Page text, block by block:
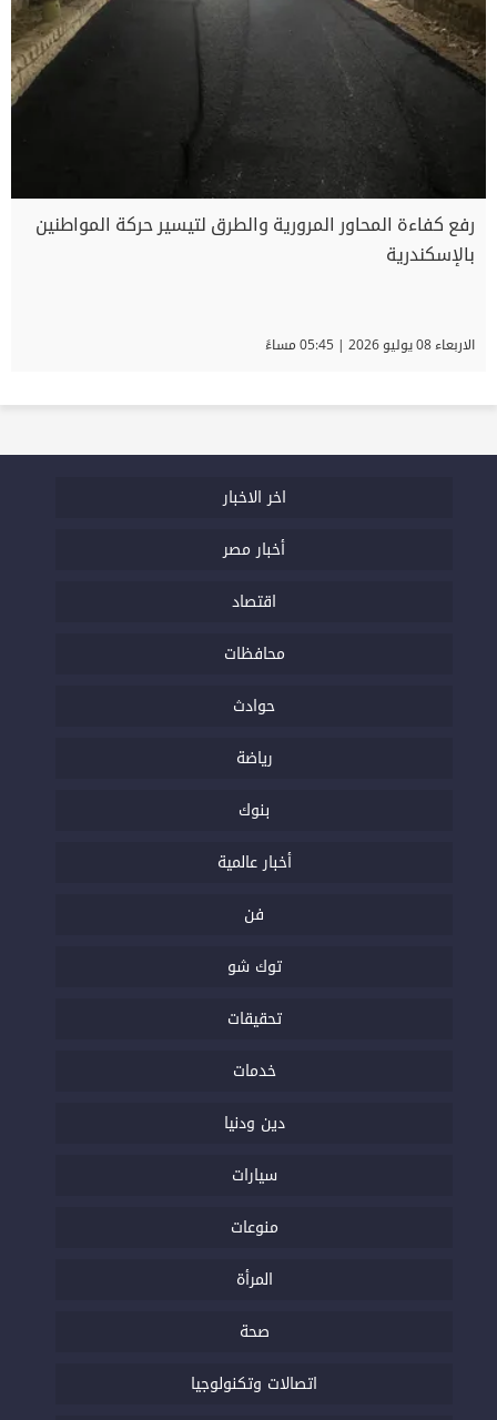
رفع كفاءة المحاور المرورية والطرق لتيسير حركة المواطنين
بالإسكندرية
الاربعاء 08 يوليو 2026 | 05:45 مساءً
اخر الاخبار
أخبار مصر
اقتصاد
محافظات
حوادث
رياضة
بنوك
أخبار عالمية
فن
توك شو
تحقيقات
خدمات
دين ودنيا
سيارات
منوعات
المرأة
صحة
اتصالات وتكنولوجيا